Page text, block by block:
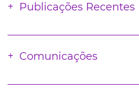
Publicações Recentes
Comunicações